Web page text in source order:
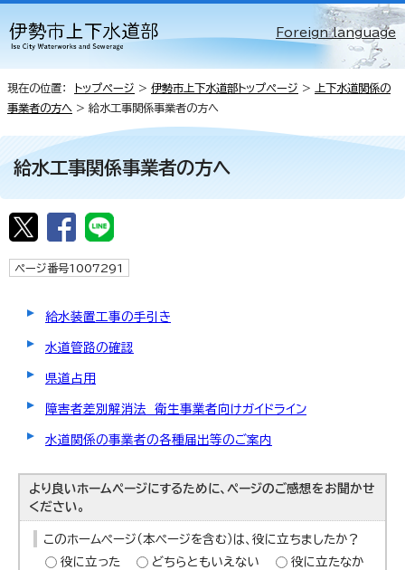
Foreign language
現在の位置： トップページ > 伊勢市上下水道部トップページ >
上下水道関係の
事業者の方へ > 給水工事関係事業者の方へ
給水工事関係事業者の方へ
ページ番号1007291
給水装置工事の手引き
水道管路の確認
県道占用
障害者差別解消法 衛生事業者向けガイドライン
水道関係の事業者の各種届出等のご案内
より良いホームページにするために、ページのご感想をお聞かせ
ください。
このホームページ（本ページを含む）は、役に立ちましたか？
役に立った
どちらともいえない
役に立たなか